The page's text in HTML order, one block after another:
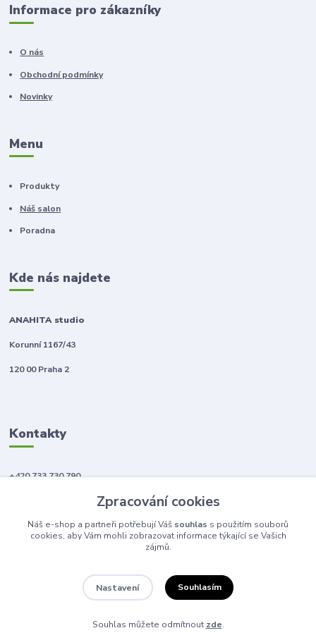
Informace pro zákazníky
O nás
Obchodní podmínky
Novinky
Menu
Produkty
Náš salon
Poradna
Kde nás najdete
ANAHITA studio
Korunní 1167/43
120 00 Praha 2
Kontakty
+420 733 730 790
Zpracování cookies
Náš e-shop a partneři potřebují Váš souhlas s použitím souborů
cookies, aby Vám mohli zobrazovat informace týkající se Vašich
zájmů.
Nastavení Souhlasím
Souhlas můžete odmítnout zde.